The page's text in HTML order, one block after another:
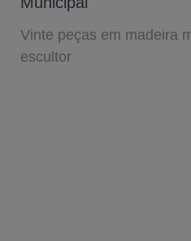
Vinte peças em madeira
escultor